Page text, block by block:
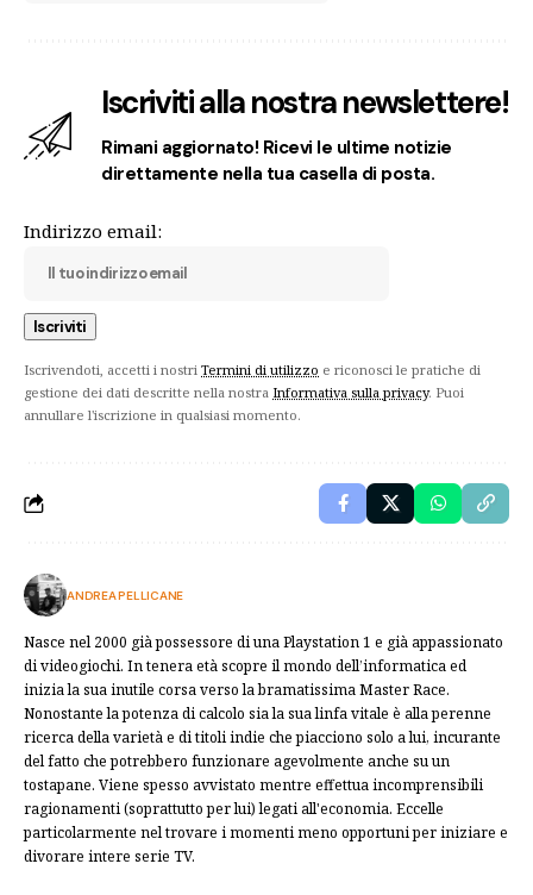
Iscriviti alla nostra newslettere!
Rimani aggiornato! Ricevi le ultime notizie
direttamente nella tua casella di posta.
Indirizzo email:
Iscrivendoti, accetti i nostri Termini di utilizzo e riconosci le pratiche di
gestione dei dati descritte nella nostra Informativa sulla privacy. Puoi
annullare l'iscrizione in qualsiasi momento.
ANDREA PELLICANE
Nasce nel 2000 già possessore di una Playstation 1 e già appassionato
di videogiochi. In tenera età scopre il mondo dell’informatica ed
inizia la sua inutile corsa verso la bramatissima Master Race.
Nonostante la potenza di calcolo sia la sua linfa vitale è alla perenne
ricerca della varietà e di titoli indie che piacciono solo a lui, incurante
del fatto che potrebbero funzionare agevolmente anche su un
tostapane. Viene spesso avvistato mentre effettua incomprensibili
ragionamenti (soprattutto per lui) legati all'economia. Eccelle
particolarmente nel trovare i momenti meno opportuni per iniziare e
divorare intere serie TV.